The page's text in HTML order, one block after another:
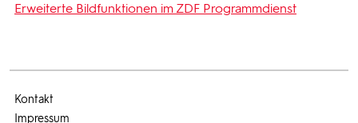
Erweiterte Bildfunktionen im ZDF Programmdienst
Kontakt
Impressum